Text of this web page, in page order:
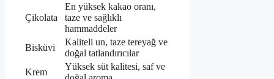
Çikolata
En yüksek kakao oranı,
taze ve sağlıklı
hammaddeler
Bisküvi
Kaliteli un, taze tereyağ ve
doğal tatlandırıcılar
Krem
Yüksek süt kalitesi, saf ve